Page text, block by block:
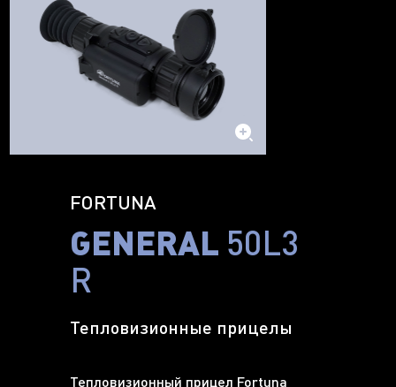
FORTUNA
GENERAL 50L3
R
Тепловизионные прицелы
Тепловизионный прицел Fortuna